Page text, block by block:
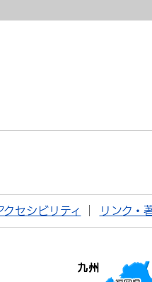
クセシビリティ リンク・